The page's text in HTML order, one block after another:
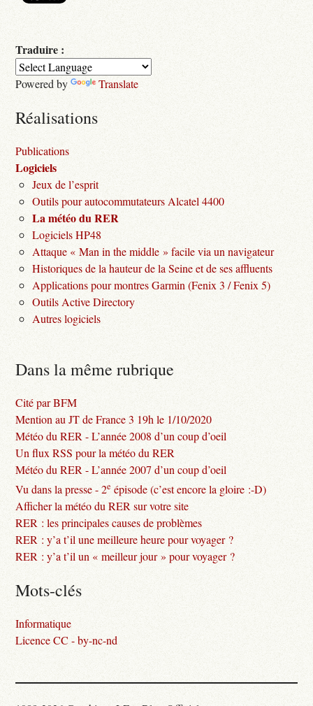
Traduire :
Powered by Translate
Réalisations
Publications
Logiciels
Jeux de l’esprit
Outils pour autocommutateurs Alcatel 4400
La météo du RER
Logiciels HP48
Attaque « Man in the middle » facile via un navigateur
Historiques de la hauteur de la Seine et de ses affluents
Applications pour montres Garmin (Fenix 3 / Fenix 5)
Outils Active Directory
Autres logiciels
Dans la même rubrique
Cité par BFM
Mention au JT de France 3 19h le 1/10/2020
Météo du RER - L’année 2008 d’un coup d’oeil
Un flux RSS pour la météo du RER
Météo du RER - L’année 2007 d’un coup d’oeil
Vu dans la presse - 2e épisode (c’est encore la gloire :-D)
Afficher la météo du RER sur votre site
RER : les principales causes de problèmes
RER : y’a t’il une meilleure heure pour voyager ?
RER : y’a t’il un « meilleur jour » pour voyager ?
Mots-clés
Informatique
Licence CC - by-nc-nd